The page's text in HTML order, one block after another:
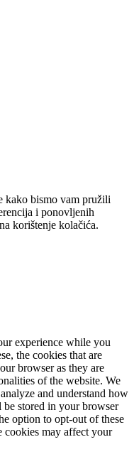
kako bismo vam pružili
i ponovljenih
korištenje kolačića.
experience while you
the cookies that are
browser as they are
of the website. We
and understand how
stored in your browser
option to opt-out of these
cookies may affect your